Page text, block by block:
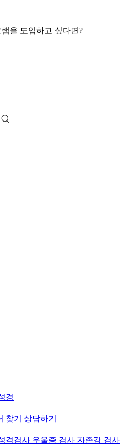
을 도입하고 싶다면?
경
찾기 상담하기
격검사 우울증 검사 자존감 검사